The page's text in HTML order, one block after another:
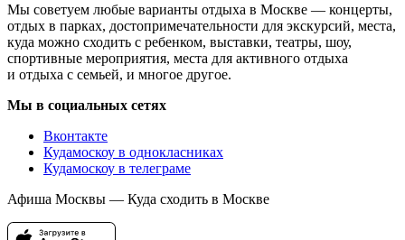
Мы советуем любые варианты отдыха в Москве — концерты,
отдых в парках, достопримечательности для экскурсий, места,
куда можно сходить с ребенком, выставки, театры, шоу,
спортивные мероприятия, места для активного отдыха
и отдыха с семьей, и многое другое.
Мы в социальных сетях
Вконтакте
Кудамоскоу в однокласниках
Кудамоскоу в телеграме
Афиша Москвы — Куда сходить в Москве